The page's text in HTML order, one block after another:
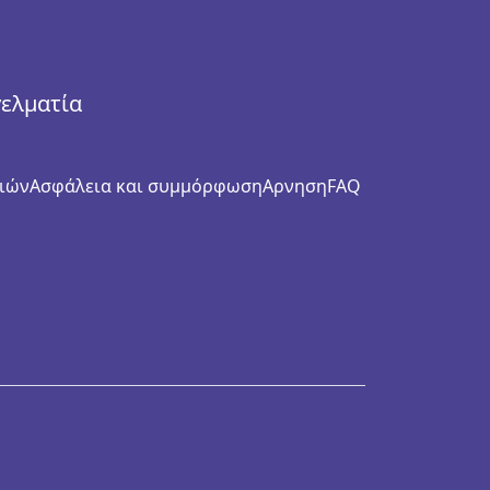
Ασφάλεια και συμμόρφωσηΑρνησηFAQ